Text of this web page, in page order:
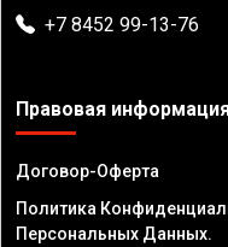
+7 8452 99-13-76
Правовая
Договор-Оферта
Политика
Персональных Данных.